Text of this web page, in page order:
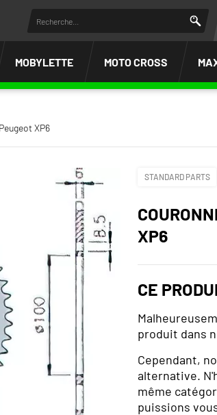
MOBYLETTE MOTO CROSS
XP6
STANDARD PARTS
XP6
CE
produit dans
Cependant,
alternative.
même
puissions